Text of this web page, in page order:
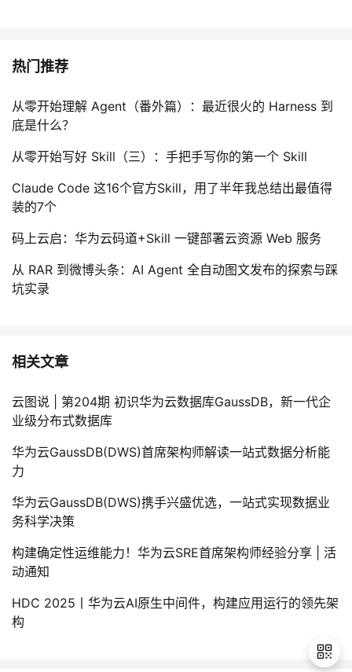
热门推荐
从零开始理解 Agent（番外篇）：最近很火的 Harness 到
底是什么？
从零开始写好 Skill（三）：手把手写你的第一个 Skill
Claude Code 这16个官方Skill，用了半年我总结出最值得
装的7个
码上云启：华为云码道+Skill 一键部署云资源 Web 服务
从 RAR 到微博头条：AI Agent 全自动图文发布的探索与踩
坑实录
相关文章
云图说 | 第204期 初识华为云数据库GaussDB，新一代企
业级分布式数据库
华为云GaussDB(DWS)首席架构师解读一站式数据分析能
力
华为云GaussDB(DWS)携手兴盛优选，一站式实现数据业
务科学决策
构建确定性运维能力！华为云SRE首席架构师经验分享 | 活
动通知
HDC 2025丨华为云AI原生中间件，构建应用运行的领先架
构